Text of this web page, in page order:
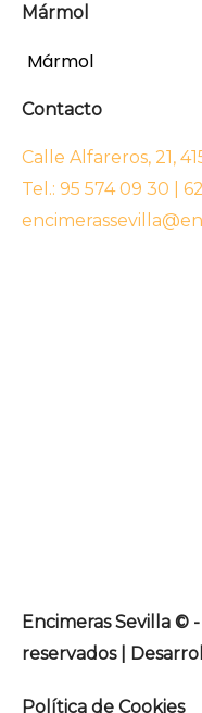
Mármol
Mármol
Contacto
Calle Alfareros, 21,
Tel.: 95 574 09 30 |
Encimeras Sevilla ©
reservados |
Política de Cookies